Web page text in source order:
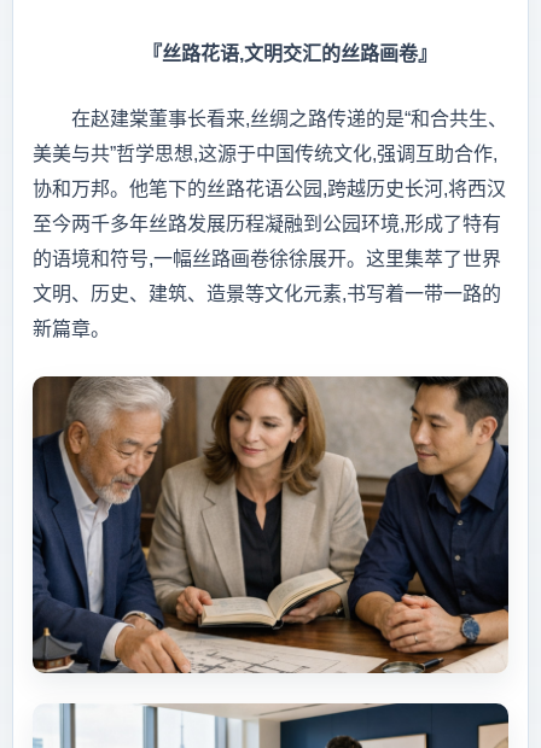
『丝路花语,文明交汇的丝路画卷』
在赵建棠董事长看来,丝绸之路传递的是“和合共生、
美美与共”哲学思想,这源于中国传统文化,强调互助合作,
协和万邦。他笔下的丝路花语公园,跨越历史长河,将西汉
至今两千多年丝路发展历程凝融到公园环境,形成了特有
的语境和符号,一幅丝路画卷徐徐展开。这里集萃了世界
文明、历史、建筑、造景等文化元素,书写着一带一路的
新篇章。